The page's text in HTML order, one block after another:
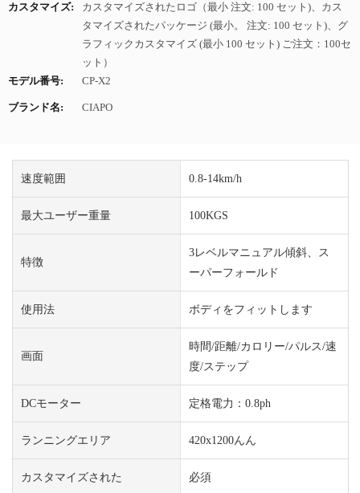
カスタマイズ:
カスタマイズされたロゴ（最小 注文: 100 セット)、カス
タマイズされたパッケージ (最小。 注文: 100 セット)、グ
ラフィックカスタマイズ (最小 100 セット) ご注文：100セ
ット）
モデル番号:
CP-X2
ブランド名: CIAPO
速度範囲 0.8-14km/h
最大ユーザー重量 100KGS
特徴
3レベルマニュアル傾斜、ス
ーパーフォールド
使用法 ボディをフィットします
画面
時間/距離/カロリー/パルス/速
度/ステップ
DCモーター 定格電力：0.8ph
ランニングエリア 420x1200んん
カスタマイズされた 必須